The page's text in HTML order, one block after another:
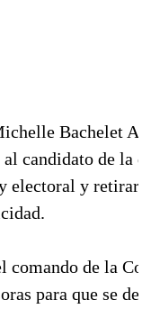
Bachelet
candidato de la
electoral y retirar
comando de la
para que se